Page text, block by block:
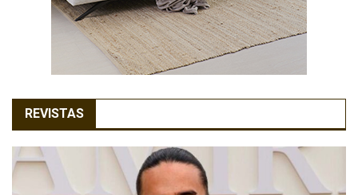
REVISTAS